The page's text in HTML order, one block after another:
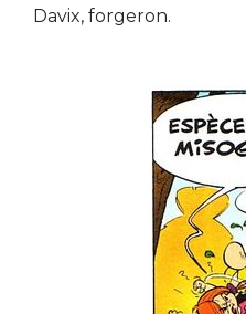
Davix, forgeron.